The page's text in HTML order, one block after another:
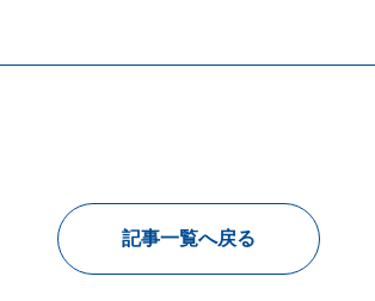
記事一覧へ戻る